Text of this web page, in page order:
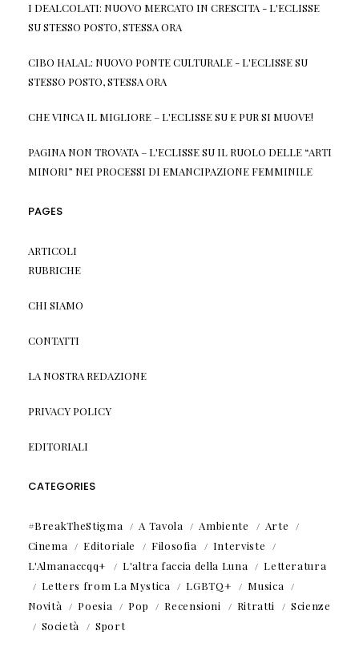
I DEALCOLATI: NUOVO MERCATO IN CRESCITA - L'ECLISSE
SUSTESSO POSTO, STESSA ORA
CIBO HALAL: NUOVO PONTE CULTURALE - L'ECLISSESU
STESSO POSTO, STESSA ORA
CHE VINCA IL MIGLIORE – L'ECLISSESU E PUR SI MUOVE!
PAGINA NON TROVATA – L'ECLISSESU IL RUOLO DELLE “ARTI
MINORI” NEI PROCESSI DI EMANCIPAZIONE FEMMINILE
PAGES
ARTICOLI
RUBRICHE
CHI SIAMO
CONTATTI
LA NOSTRA REDAZIONE
PRIVACY POLICY
EDITORIALI
CATEGORIES
#BreakTheStigma A Tavola Ambiente
Arte
Cinema
Editoriale Filosofia
Interviste
L'Almanaccqq+
L'altra faccia della Luna
Letteratura
Letters from La Mystica
LGBTQ+
Musica
Novità
Poesia Pop Recensioni Ritratti
Scienze
Società
Sport